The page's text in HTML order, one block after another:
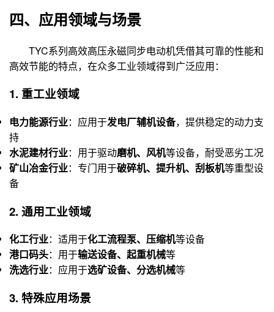
四、应用领域与场景
TYC系列高效高压永磁同步电动机凭借其可靠的性能和
高效节能的特点，在众多工业领域得到广泛应用：
1. 重工业领域
电力能源行业：应用于发电厂辅机设备，提供稳定的动力支
持
水泥建材行业：用于驱动磨机、风机等设备，耐受恶劣工况
矿山冶金行业：专门用于破碎机、提升机、刮板机等重型设
备
2. 通用工业领域
化工行业：适用于化工流程泵、压缩机等设备
港口码头：用于输送设备、起重机械等
洗选行业：应用于选矿设备、分选机械等
3. 特殊应用场景